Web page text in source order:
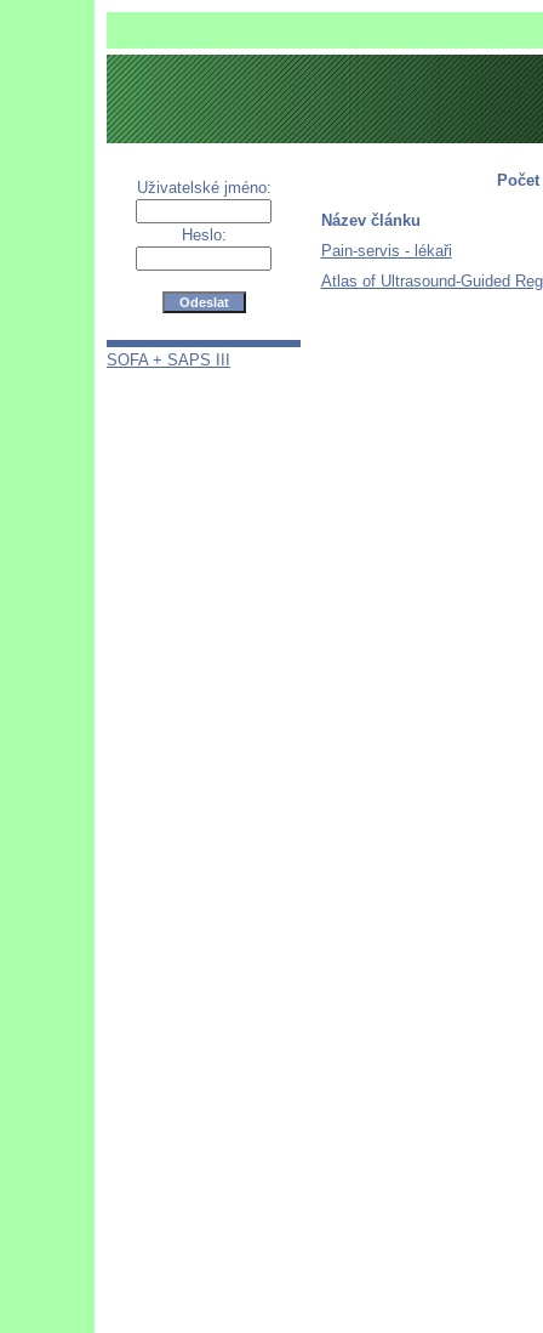
Uživatelské jméno:
Heslo:
SOFA + SAPS III
Název článku
Pain-servis - lékaři
Atlas of Ultrasound-Guided